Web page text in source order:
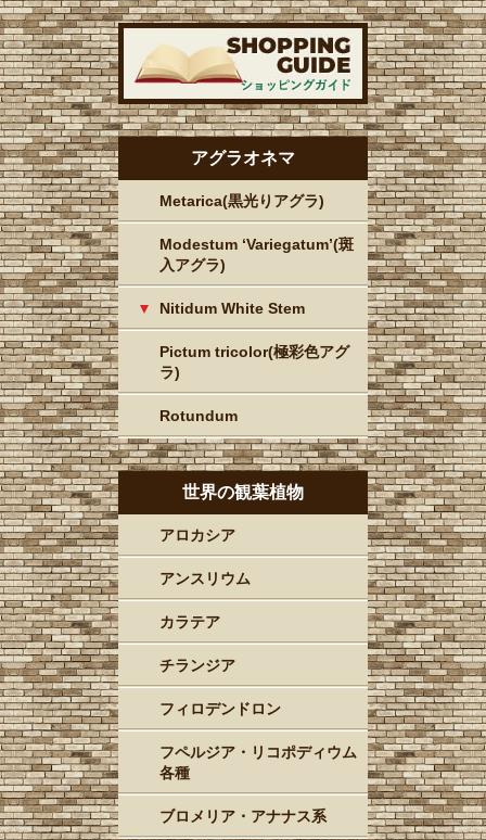
アグラオネマ
Metarica(黒光りアグラ)
Modestum ‘Variegatum’(斑
入アグラ)
Nitidum White Stem
Pictum tricolor(極彩色アグ
ラ)
Rotundum
世界の観葉植物
アロカシア
アンスリウム
カラテア
チランジア
フィロデンドロン
フペルジア・リコポディウム
各種
ブロメリア・アナナス系